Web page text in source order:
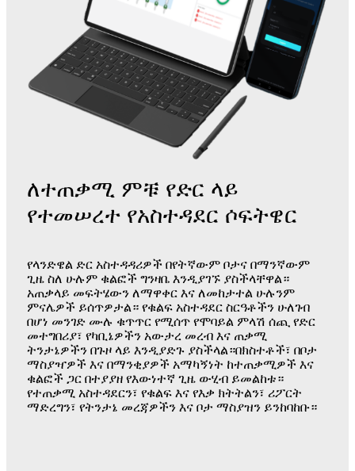
ለተጠቃሚ ምቹ የድር ላይ
የተመሠረተ የአስተዳደር ሶፍትዌር
የላንድዌል ድር አስተዳዳሪዎች በየትኛውም ቦታና በማንኛውም
ጊዜ ስለ ሁሉም ቁልፎች ግንዛቤ እንዲያገኙ ያስችላቸዋል።
አጠቃላይ መፍትሄውን ለማዋቀር እና ለመከታተል ሁሉንም
ምናሌዎች ይሰጥዎታል። የቁልፍ አስተዳደር ስርዓቶችን ሁለገብ
በሆነ መንገድ ሙሉ ቁጥጥር የሚሰጥ የሞባይል ምላሽ ሰጪ የድር
መተግበሪያ፣ የካቢኔዎችን አውታረ መረብ እና ጠቃሚ
ትንታኔዎችን በጉዞ ላይ እንዲያድጉ ያስችላል።በክስተቶች፣ በቦታ
ማስያዣዎች እና በማንቂያዎች አማካኝነት ከተጠቃሚዎች እና
ቁልፎች ጋር በተያያዘ የእውነተኛ ጊዜ ውሂብ ይመልከቱ።
የተጠቃሚ አስተዳደርን፣ የቁልፍ እና የእቃ ክትትልን፣ ሪፖርት
ማድረግን፣ የትንታኔ መረጃዎችን እና ቦታ ማስያዝን ይንከባከቡ።